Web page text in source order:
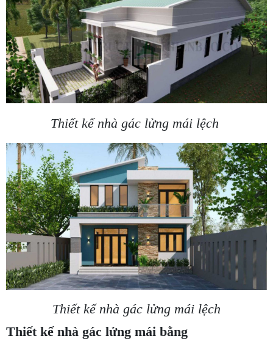
Thiết kế nhà gác lửng mái lệch
Thiết kế nhà gác lửng mái lệch
Thiết kế nhà gác lửng mái bằng